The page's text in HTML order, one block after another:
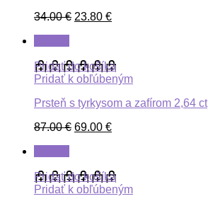
34.00€ 23.80 €
Pridať do košíka
Pridať k obľúbeným
Prsteň s tyrkysom a zafírom 2,64 ct
87.00€ 69.00 €
Pridať do košíka
Pridať k obľúbeným